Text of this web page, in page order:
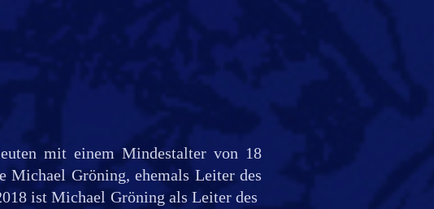
mit einem Mindestalter von 18
Michael Gröning, ehemals Leiter des
ist Michael Gröning als Leiter des